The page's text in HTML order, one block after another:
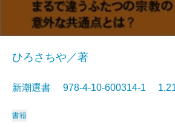
ひろさちや／著
新潮選書 978-4-10-600314-1
書籍